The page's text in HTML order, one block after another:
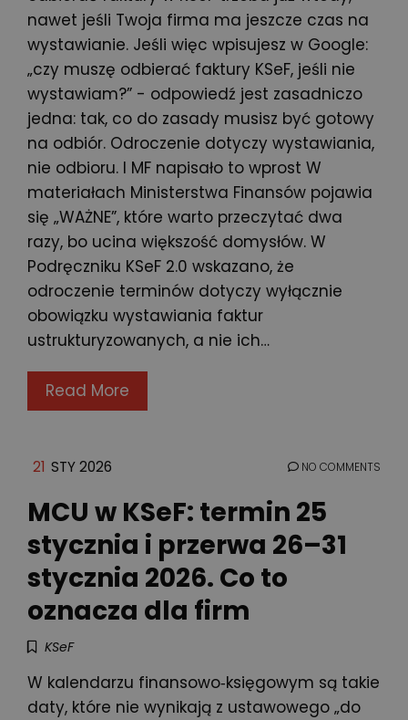
nawet jeśli Twoja firma ma jeszcze czas na
wystawianie. Jeśli więc wpisujesz w Google:
„czy muszę odbierać faktury KSeF, jeśli nie
wystawiam?” - odpowiedź jest zasadniczo
jedna: tak, co do zasady musisz być gotowy
na odbiór. Odroczenie dotyczy wystawiania,
nie odbioru. I MF napisało to wprost W
materiałach Ministerstwa Finansów pojawia
się „WAŻNE”, które warto przeczytać dwa
razy, bo ucina większość domysłów. W
Podręczniku KSeF 2.0 wskazano, że
odroczenie terminów dotyczy wyłącznie
obowiązku wystawiania faktur
ustrukturyzowanych, a nie ich…
Read More
21 STY 2026 NO COMMENTS
MCU w KSeF: termin 25
stycznia i przerwa 26–31
stycznia 2026. Co to
oznacza dla firm
KSeF
W kalendarzu finansowo‑księgowym są takie
daty, które nie wynikają z ustawowego „do